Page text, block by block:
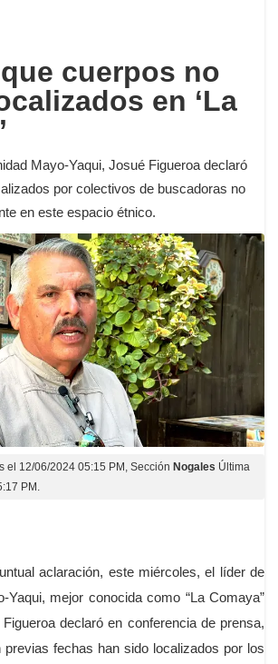
cuerpos no
en ‘La
Mayo-Yaqui, Josué Figueroa declaró
por colectivos de buscadoras no
en este espacio étnico.
el 12/06/2024 05:15 PM , Sección Nogales Última
PM.
aclaración, este miércoles, el líder de
Yaqui, mejor conocida como “La Comaya”
declaró en conferencia de prensa,
previas fechas han sido localizados por los